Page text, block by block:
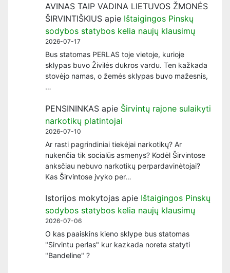
AVINAS TAIP VADINA LIETUVOS ŽMONĖS
ŠIRVINTIŠKIUS apie Ištaigingos Pinskų
sodybos statybos kelia naujų klausimų
2026-07-17
Bus statomas PERLAS toje vietoje, kurioje
sklypas buvo Živilės dukros vardu. Ten kažkada
stovėjo namas, o žemės sklypas buvo mažesnis,
…
PENSININKAS apie Širvintų rajone sulaikyti
narkotikų platintojai
2026-07-10
Ar rasti pagrindiniai tiekėjai narkotikų? Ar
nukenčia tik socialūs asmenys? Kodėl Širvintose
anksčiau nebuvo narkotikų perpardavinėtojai?
Kas Širvintose įvyko per…
Istorijos mokytojas apie Ištaigingos Pinskų
sodybos statybos kelia naujų klausimų
2026-07-06
O kas paaiskins kieno sklype bus statomas
"Sirvintu perlas" kur kazkada noreta statyti
"Bandeline" ?